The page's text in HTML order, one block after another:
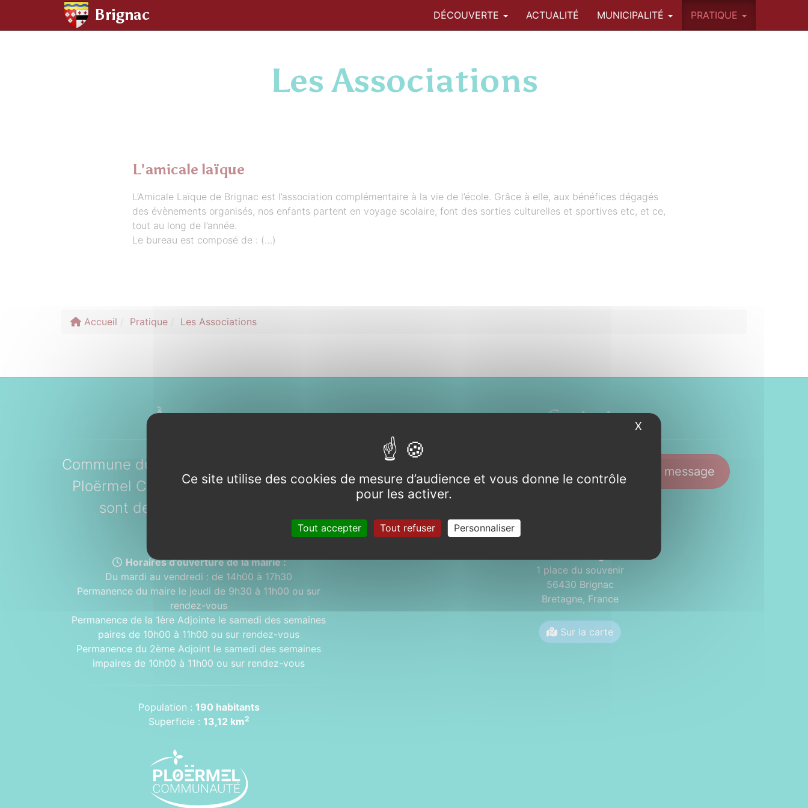
Brignac DÉCOUVERTE ACTUALITÉ MUNICIPALITÉ PRATIQUE
Les Associations
L’amicale laïque
L’Amicale Laïque de Brignac est l’association complémentaire à la vie de l’école. Grâce à elle, aux bénéfices dégagés
des évènements organisés, nos enfants partent en voyage scolaire, font des sorties culturelles et sportives etc, et ce,
tout au long de l’année.
Le bureau est composé de : (…)
Accueil Pratique Les Associations
À propos...
Commune du Morbihan faisant partie de
Ploërmel Communauté. Les habitants
sont des Brignacoises, et des
Horaires d’ouverture de la mairie :
Du mardi au vendredi : de 14h00 à 17h30
Permanence du maire le jeudi de 9h30 à 11h00 ou sur
rendez-vous
Permanence de la 1ère Adjointe le samedi des semaines
paires de 10h00 à 11h00 ou sur rendez-vous
Permanence du 2ème Adjoint le samedi des semaines
impaires de 10h00 à 11h00 ou sur rendez-vous
Population : 190 habitants
Superficie : 13,12 km2
Contact
02 97 22 80 88 Envoyer un message
1 place du souvenir
56430 Brignac
Bretagne, France
Sur la carte
Panneau de gestion des cookies
Ce site utilise des cookies de mesure d’audience et vous donne le contrôle
pour les activer.
Tout accepter Tout refuser Personnaliser
X Masquer le bandeau des cookies